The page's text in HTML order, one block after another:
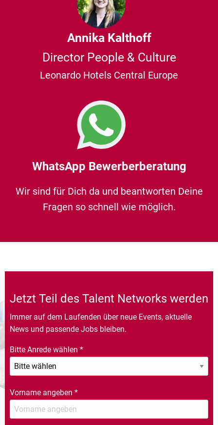
Annika Kalthoff
Director People & Culture
Leonardo Hotels Central Europe
WhatsApp Bewerberberatung
Wir sind für Dich da und beantworten Deine
Fragen so schnell wie möglich.
Jetzt Teil des Talent Networks werden
Immer auf dem Laufenden über neue Events, aktuelle
News und passende Jobs bleiben.
Bitte Anrede wählen *
Vorname angeben *